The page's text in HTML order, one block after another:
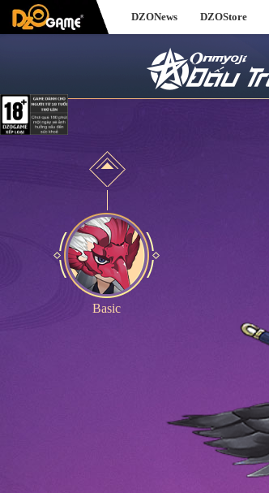
DZONews DZOStore
Basic